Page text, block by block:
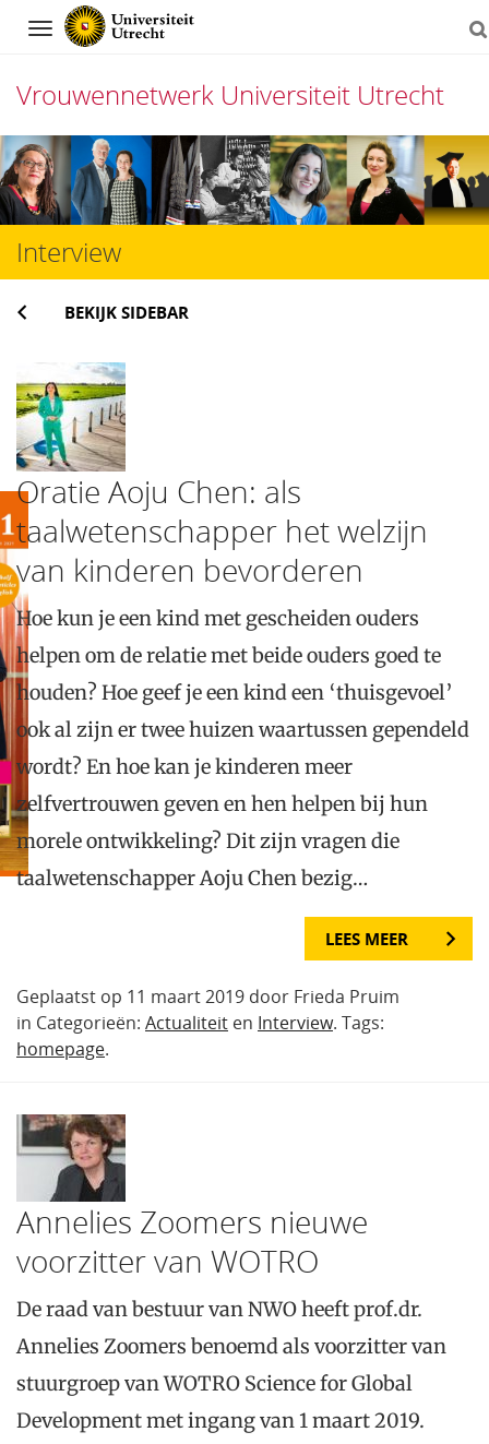
Navigation
Vrouwennetwerk Universiteit Utrecht
Direct
naar
het
inhoud
Interview
BEKIJK SIDEBAR
Oratie Aoju Chen: als
taalwetenschapper het welzijn
van kinderen bevorderen
Hoe kun je een kind met gescheiden ouders
helpen om de relatie met beide ouders goed te
houden? Hoe geef je een kind een ‘thuisgevoel’
ook al zijn er twee huizen waartussen gependeld
wordt? En hoe kan je kinderen meer
zelfvertrouwen geven en hen helpen bij hun
morele ontwikkeling? Dit zijn vragen die
taalwetenschapper Aoju Chen bezig…
LEES MEER
Geplaatst op 11 maart 2019 door Frieda Pruim
in Categorieën: Actualiteit en Interview. Tags:
homepage.
Annelies Zoomers nieuwe
voorzitter van WOTRO
De raad van bestuur van NWO heeft prof.dr.
Annelies Zoomers benoemd als voorzitter van
stuurgroep van WOTRO Science for Global
Development met ingang van 1 maart 2019.